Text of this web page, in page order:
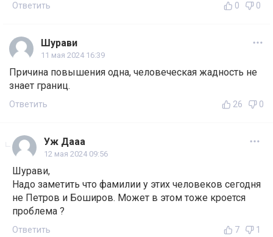
Ответить 0 0
Шурави
11 мая 2024 16:39
Причина повышения одна, человеческая жадность не
знает границ.
Ответить 26 0
Уж Дааа
12 мая 2024 09:56
Шурави,
Надо заметить что фамилии у этих человеков сегодня
не Петров и Боширов. Может в этом тоже кроется
проблема ?
Ответить 7 1